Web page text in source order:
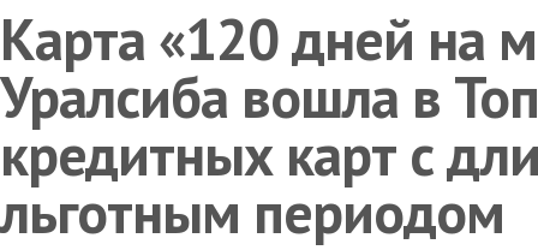
Карта «120 дней на
Уралсиба вошла в
кредитных карт с
льготным периодом